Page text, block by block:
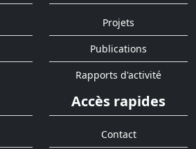
Projets
Publications
Rapports d'activité
Accès rapides
Contact